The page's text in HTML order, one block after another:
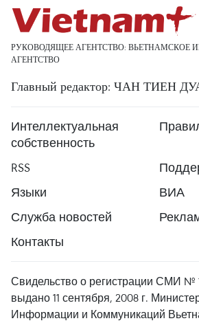
РУКОВОДЯЩЕЕ АГЕНТСТВО: ВЬЕТНАМСКОЕ
АГЕНТСТВО
Главный редактор: ЧАН ТИЕН
Интеллектуальная
собственность
RSS
Языки
ВИА
Служба новостей
Контакты
Свидельство о регистрации СМИ №
выдано 11 сентября, 2008 г.
Информации и Коммуникаций